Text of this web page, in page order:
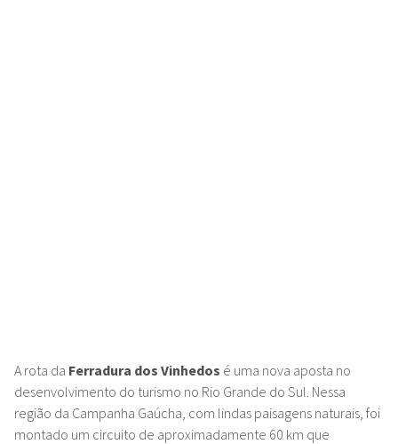
A rota da Ferradura dos Vinhedos é uma nova aposta no
desenvolvimento do turismo no Rio Grande do Sul. Nessa
região da Campanha Gaúcha, com lindas paisagens naturais, foi
montado um circuito de aproximadamente 60 km que